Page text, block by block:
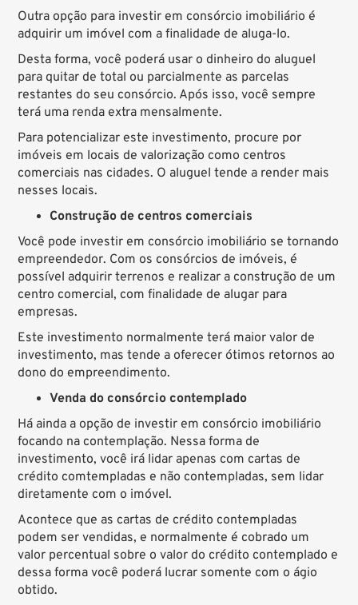
Outra opção para investir em consórcio imobiliário é
adquirir um imóvel com a finalidade de aluga-lo.
Desta forma, você poderá usar o dinheiro do aluguel
para quitar de total ou parcialmente as parcelas
restantes do seu consórcio. Após isso, você sempre
terá uma renda extra mensalmente.
Para potencializar este investimento, procure por
imóveis em locais de valorização como centros
comerciais nas cidades. O aluguel tende a render mais
nesses locais.
Construção de centros comerciais
Você pode investir em consórcio imobiliário se tornando
empreendedor. Com os consórcios de imóveis, é
possível adquirir terrenos e realizar a construção de um
centro comercial, com finalidade de alugar para
empresas.
Este investimento normalmente terá maior valor de
investimento, mas tende a oferecer ótimos retornos ao
dono do empreendimento.
Venda do consórcio contemplado
Há ainda a opção de investir em consórcio imobiliário
focando na contemplação. Nessa forma de
investimento, você irá lidar apenas com cartas de
crédito comtempladas e não contempladas, sem lidar
diretamente com o imóvel.
Acontece que as cartas de crédito contempladas
podem ser vendidas, e normalmente é cobrado um
valor percentual sobre o valor do crédito contemplado e
dessa forma você poderá lucrar somente com o ágio
obtido.